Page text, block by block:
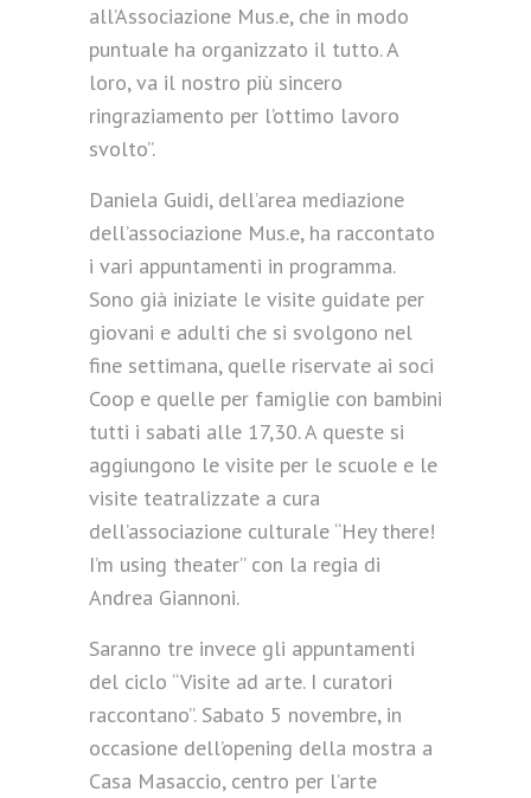
all’Associazione Mus.e, che in modo
puntuale ha organizzato il tutto. A
loro, va il nostro più sincero
ringraziamento per l’ottimo lavoro
svolto”.
Daniela Guidi, dell’area mediazione
dell’associazione Mus.e, ha raccontato
i vari appuntamenti in programma.
Sono già iniziate le visite guidate per
giovani e adulti che si svolgono nel
fine settimana, quelle riservate ai soci
Coop e quelle per famiglie con bambini
tutti i sabati alle 17,30. A queste si
aggiungono le visite per le scuole e le
visite teatralizzate a cura
dell’associazione culturale “Hey there!
I’m using theater” con la regia di
Andrea Giannoni.
Saranno tre invece gli appuntamenti
del ciclo “Visite ad arte. I curatori
raccontano”. Sabato 5 novembre, in
occasione dell’opening della mostra a
Casa Masaccio, centro per l’arte